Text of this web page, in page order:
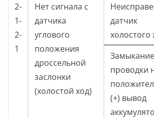
2-
1-
2-
1
Нет сигнала с
датчика
углового
положения
дроссельной
заслонки
(холостой ход)
датчик
холостого
Замыкание
проводки
(+) вывод